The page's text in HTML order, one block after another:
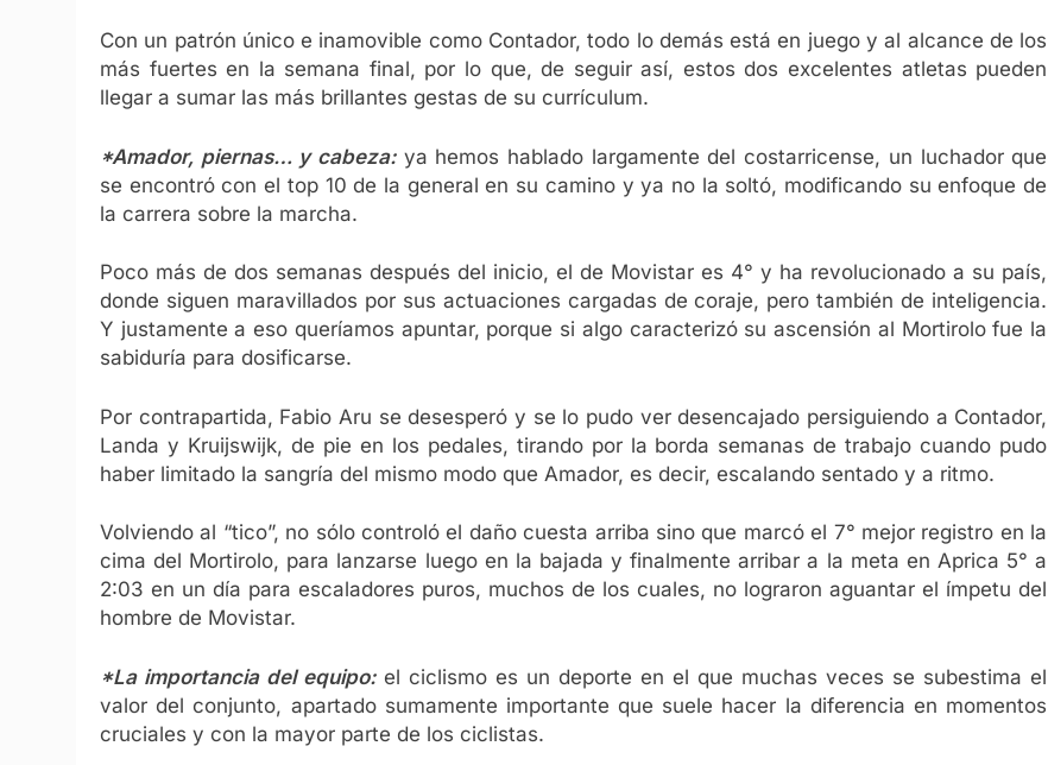
Con un patrón único e inamovible como Contador, todo lo demás está en juego y al alcance de los
más fuertes en la semana final, por lo que, de seguir así, estos dos excelentes atletas pueden
llegar a sumar las más brillantes gestas de su currículum.
*Amador, piernas… y cabeza:ya hemos hablado largamente del costarricense, un luchador que
se encontró con el top 10 de la general en su camino y ya no la soltó, modificando su enfoque de
la carrera sobre la marcha.
Poco más de dos semanas después del inicio, el de Movistar es 4° y ha revolucionado a su país,
donde siguen maravillados por sus actuaciones cargadas de coraje, pero también de inteligencia.
Y justamente a eso queríamos apuntar, porque si algo caracterizó su ascensión al Mortirolo fue la
sabiduría para dosificarse.
Por contrapartida, Fabio Aru se desesperó y se lo pudo ver desencajado persiguiendo a Contador,
Landa y Kruijswijk, de pie en los pedales, tirando por la borda semanas de trabajo cuando pudo
haber limitado la sangría del mismo modo que Amador, es decir, escalando sentado y a ritmo.
Volviendo al “tico”, no sólo controló el daño cuesta arriba sino que marcó el 7° mejor registro en la
cima del Mortirolo, para lanzarse luego en la bajada y finalmente arribar a la meta en Aprica 5° a
2:03 en un día para escaladores puros, muchos de los cuales, no lograron aguantar el ímpetu del
hombre de Movistar.
*La importancia del equipo:el ciclismo es un deporte en el que muchas veces se subestima el
valor del conjunto, apartado sumamente importante que suele hacer la diferencia en momentos
cruciales y con la mayor parte de los ciclistas.